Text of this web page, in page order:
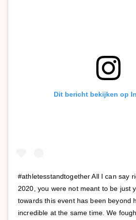
Dit bericht bekijken op
#athletesstandtogether All I can say
2020, you were not meant to be just
towards this event has been beyond
incredible at the same time. We